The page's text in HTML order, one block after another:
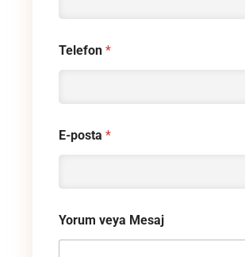
Telefon *
E-posta *
Yorum veya Mesaj